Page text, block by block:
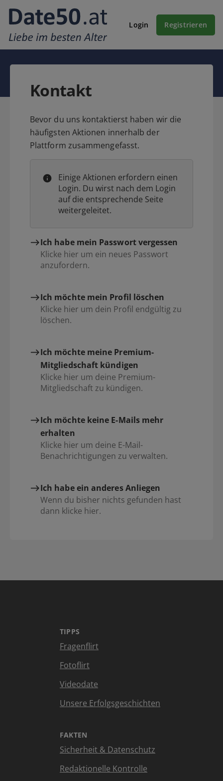
Login Registrieren
Kontakt
Bevor du uns kontaktierst haben wir die
häufigsten Aktionen innerhalb der
Plattform zusammengefasst.
Einige Aktionen erfordern einen
Login. Du wirst nach dem Login
auf die entsprechende Seite
weitergeleitet.
Ich habe mein Passwort vergessen
Klicke hier um ein neues Passwort
anzufordern.
Ich möchte mein Profil löschen
Klicke hier um dein Profil endgültig zu
löschen.
Ich möchte meine Premium-
Mitgliedschaft kündigen
Klicke hier um deine Premium-
Mitgliedschaft zu kündigen.
Ich möchte keine E-Mails mehr
erhalten
Klicke hier um deine E-Mail-
Benachrichtigungen zu verwalten.
Ich habe ein anderes Anliegen
Wenn du bisher nichts gefunden hast
dann klicke hier.
TIPPS
Fragenflirt
Fotoflirt
Videodate
Unsere Erfolgsgeschichten
FAKTEN
Sicherheit & Datenschutz
Redaktionelle Kontrolle